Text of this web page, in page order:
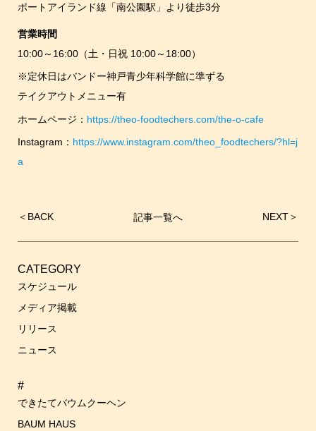
ポートアイランド線「南公園駅」より徒歩3分
営業時間
10:00～16:00（土・日祝 10:00～18:00）
※定休日はバンドー神戸青少年科学館に準ずる
テイクアウトメニュー有
ホームページ： https://theo-foodtechers.com/the-o-cafe
Instagram： https://www.instagram.com/theo_foodtechers/?hl=j
a
記事一覧へ
投
ビ
ゲ
シ
ョ
ン
＜ BACK NEXT＞
CATEGORY
スケジュール
メディア掲載
リリース
ニュース
#
できたてバウムクーヘン
BAUM HAUS